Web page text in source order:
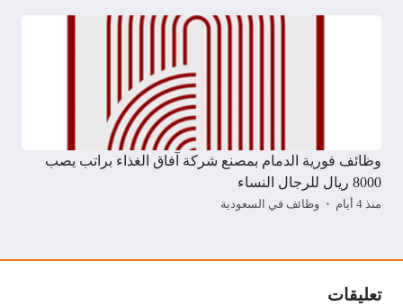
وظائف فورية الدمام بمصنع شركة آفاق الغذاء براتب يصب
8000 ريال للرجال النساء
منذ 4 أيام وظائف في السعودية
تعليقات